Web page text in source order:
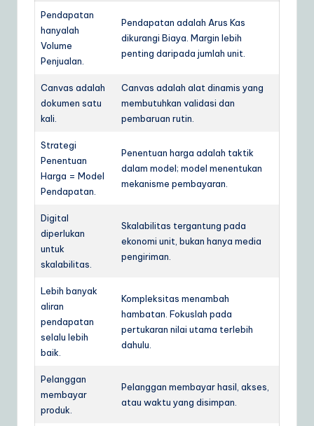
Pendapatan
hanyalah
Volume
Penjualan.
Pendapatan adalah Arus Kas
dikurangi Biaya. Margin lebih
penting daripada jumlah unit.
Canvas adalah
dokumen satu
kali.
Canvas adalah alat dinamis yang
membutuhkan validasi dan
pembaruan rutin.
Strategi
Penentuan
Harga = Model
Pendapatan.
Penentuan harga adalah taktik
dalam model; model menentukan
mekanisme pembayaran.
Digital
diperlukan
untuk
skalabilitas.
Skalabilitas tergantung pada
ekonomi unit, bukan hanya media
pengiriman.
Lebih banyak
aliran
pendapatan
selalu lebih
baik.
Kompleksitas menambah
hambatan. Fokuslah pada
pertukaran nilai utama terlebih
dahulu.
Pelanggan
membayar
produk.
Pelanggan membayar hasil, akses,
atau waktu yang disimpan.